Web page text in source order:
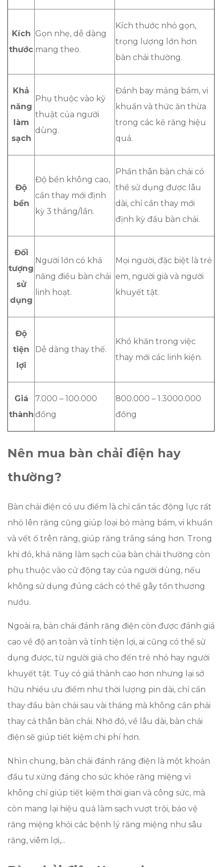
Kích
thước
Gọn nhẹ, dễ dàng
mang theo.
Kích thước nhỏ gọn,
trọng lượng lớn hơn
bàn chải thường.
Khả
năng
làm
sạch
Phụ thuộc vào kỹ
thuật của người
dùng.
Đánh bay mảng bám, vi
khuẩn và thức ăn thừa
trong các kẽ răng hiệu
quả.
Độ
bền
Độ bền không cao,
cần thay mới định
kỳ 3 tháng/lần.
Phần thân bàn chải có
thể sử dụng được lâu
dài, chỉ cần thay mới
định kỳ đầu bàn chải.
Đối
tượng
sử
dụng
Người lớn có khả
năng điều bàn chải
linh hoạt.
Mọi người, đặc biệt là trẻ
em, người già và người
khuyết tật.
Độ
tiện
lợi
Dễ dàng thay thế.
Khó khăn trong việc
thay mới các linh kiện.
Giá
thành
7.000 – 100.000
đồng
800.000 – 1.3000.000
đồng
Nên mua bàn chải điện hay
thường?
Bàn chải điện có ưu điểm là chỉ cần tác động lực rất
nhỏ lên răng cũng giúp loại bỏ mảng bám, vi khuẩn
và vết ố trên răng, giúp răng trắng sáng hơn. Trong
khi đó, khả năng làm sạch của bàn chải thường còn
phụ thuộc vào cử động tay của người dùng, nếu
không sử dụng đúng cách có thể gây tổn thương
nướu.
Ngoài ra, bàn chải đánh răng điện còn được đánh giá
cao về độ an toàn và tính tiện lợi, ai cũng có thể sử
dụng được, từ người giả cho đến trẻ nhỏ hay người
khuyết tật. Tuy có giá thành cao hơn nhưng lại sở
hữu nhiều ưu điểm như thời lượng pin dài, chỉ cần
thay đầu bàn chải sau vài tháng mà không cần phải
thay cả thân bàn chải. Nhờ đó, về lâu dài, bàn chải
điện sẽ giúp tiết kiệm chi phí hơn.
Nhìn chung, bàn chải đánh răng điện là một khoản
đầu tư xứng đáng cho sức khỏe răng miệng vì
không chỉ giúp tiết kiệm thời gian và công sức, mà
còn mang lại hiệu quả làm sạch vượt trội, bảo vệ
răng miệng khỏi các bệnh lý răng miệng như sâu
răng, viêm lợi,...